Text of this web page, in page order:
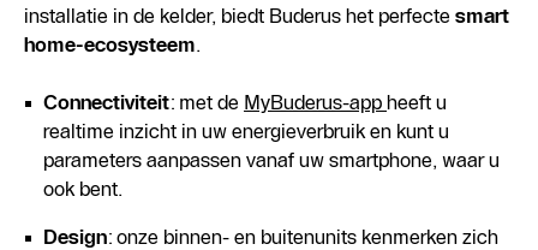
installatie in de kelder, biedt Buderus het perfecte smart
home-ecosysteem.
Connectiviteit: met de MyBuderus-app heeft u
realtime inzicht in uw energieverbruik en kunt u
parameters aanpassen vanaf uw smartphone, waar u
ook bent.
Design: onze binnen- en buitenunits kenmerken zich